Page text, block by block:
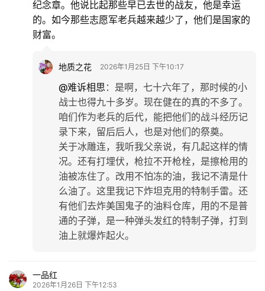
纪念章。他说比起那些早已去世的战友，他是幸运
的。如今那些志愿军老兵越来越少了，他们是国家的
财富。
地质之花 2026年1月25日 下午10:17
@难诉相思 ： 是啊，七十六年了，那时候的小
战士也得九十多岁。现在健在的真的不多了。
咱们作为老兵的后代，能把他们的战斗经历记
录下来，留后后人，也是对他们的祭奠。
关于冰雕连，我听我父亲说，有几起这样的情
况。还有打埋伏，枪拉不开枪栓，是擦枪用的
油被冻住了。改用不怕冻的油，我记不清是什
么油了。这里我记下炸坦克用的特制手雷。还
有他们去炸美国鬼子的油料仓库，用的不是普
通的子弹，是一种弹头发红的特制子弹，打到
油上就爆炸起火。
一品红
2026年1月26日 下午12:53